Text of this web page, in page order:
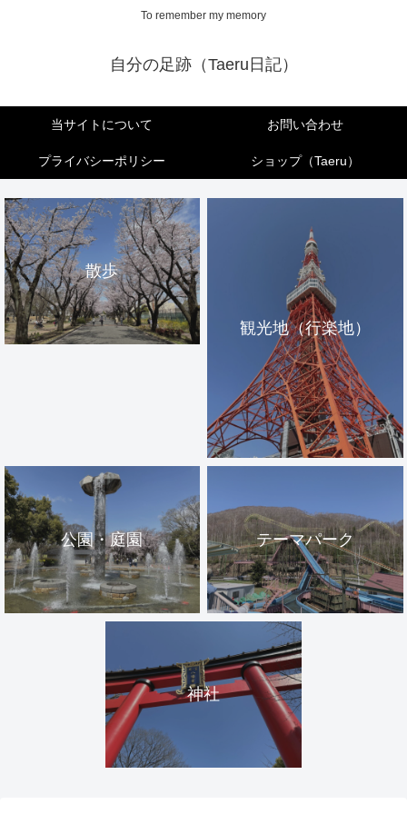
To remember my memory
自分の足跡（Taeru日記）
当サイトについて お問い合わせ
プライバシーポリシー ショップ（Taeru）
散歩
観光地（行楽地）
公園・庭園 テーマパーク
神社